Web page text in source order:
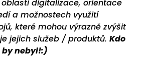
digitalizace, orientace
a možnostech využití
které mohou výrazně zvýšit
jejich služeb / produktů. Kdo
nebyl!:)